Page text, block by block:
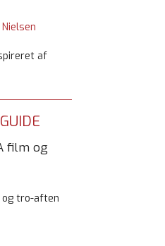
af
film og
tro-aften